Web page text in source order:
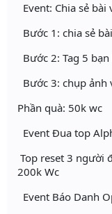
Event: Chia sẻ
Bước 1: chia sẻ
Bước 2: Tag 5
Bước 3: chụp ảnh
Phần quà: 50k wc
Event Đua top
Top reset 3 người
200k Wc
Event Báo Danh